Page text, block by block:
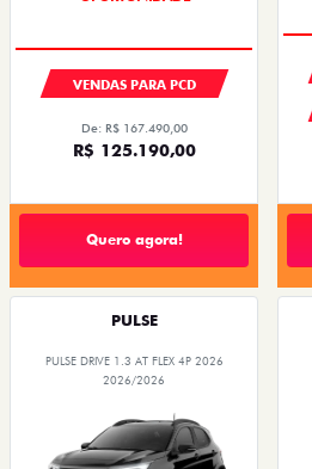
VENDAS PARA PCD
De: R$ 167.490,00
R$ 125.190,00
Quero agora!
PULSE
PULSE DRIVE 1.3 AT FLEX 4P 2026
2026/2026